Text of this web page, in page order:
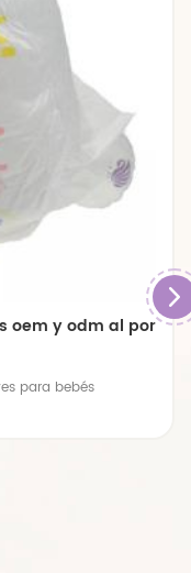
oem y odm al por
para bebés